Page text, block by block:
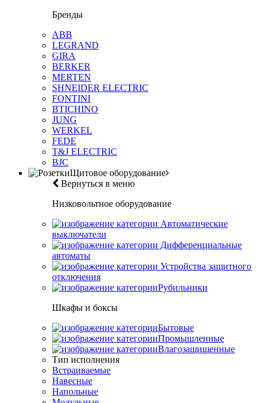
Бренды
ABB
LEGRAND
GIRA
BERKER
MERTEN
SHNEIDER ELECTRIC
FONTINI
BTICHINO
JUNG
WERKEL
FEDE
T&J ELECTRIC
BJC
Щитовое оборудование
Вернуться в меню
Низковольтное оборудование
Автоматические
выключатели
Дифференциальные
автоматы
Устройства защитного
отключения
Рубильники
Шкафы и боксы
Бытовые
Промышленные
Влагозащищенные
Тип исполнения
Встраиваемые
Навесные
Напольные